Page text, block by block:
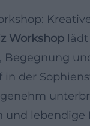
Workshop
der
und lebendige